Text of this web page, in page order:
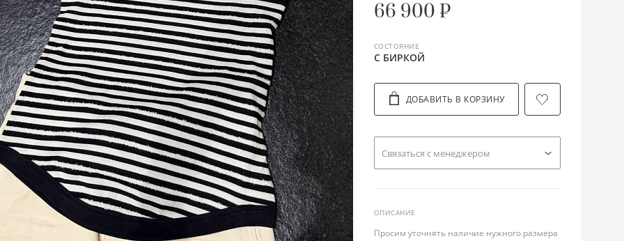
66 900 ₽
СОСТОЯНИЕ
С БИРКОЙ
ДОБАВИТЬ В КОРЗИНУ
Cвязаться с менеджером
ОПИСАНИЕ
Просим уточнять наличие нужного размера